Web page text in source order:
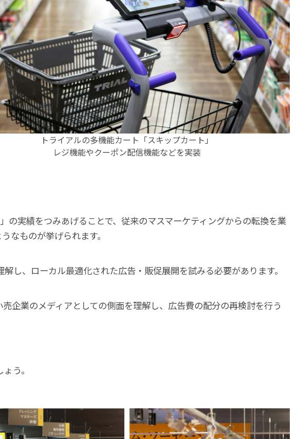
トライアルの多機能カート「スキップカート」
レジ機能やクーポン配信機能などを実装
実績をつみあげることで、従来のマスマーケティングからの転換を業
なものが挙げられます。
し、ローカル最適化された広告・販促展開を試みる必要があります。
企業のメディアとしての側面を理解し、広告費の配分の再検討を行う
う。